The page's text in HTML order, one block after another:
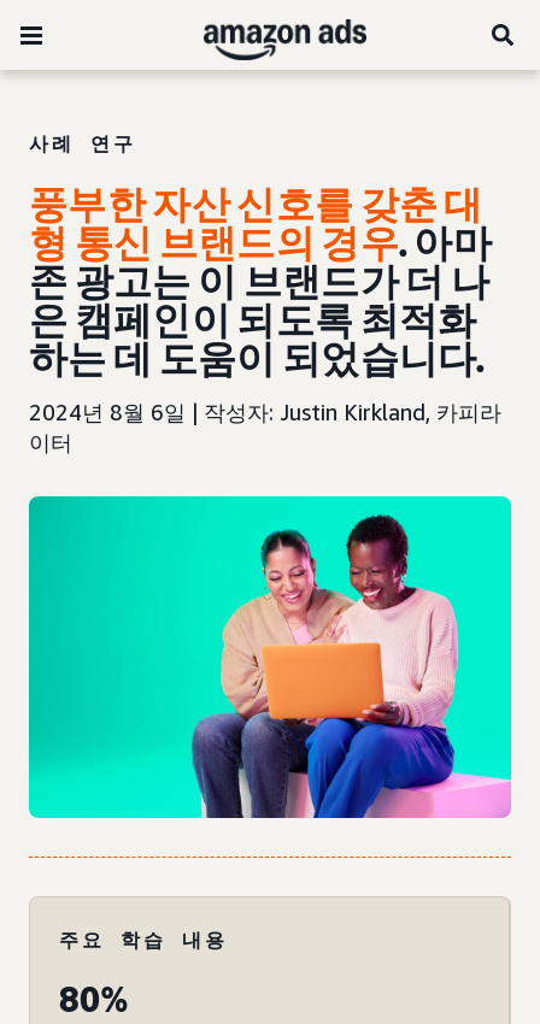
사례 연구
풍부한 자산 신호를 갖춘 대
형 통신 브랜드의 경우. 아마
존 광고는 이 브랜드가 더 나
은 캠페인이 되도록 최적화
하는 데 도움이 되었습니다.
2024년 8월 6일 | 작성자: Justin Kirkland, 카피라
이터
주요 학습 내용
80%